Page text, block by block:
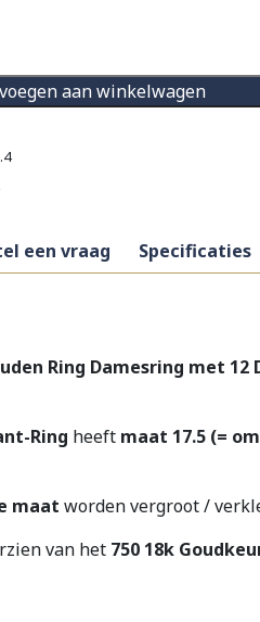
aan winkelwagen
een vraag Specificaties
Ring Damesring met 12
Ring heeft maat 17.5 (=
maat worden vergroot /
van het 750 18k